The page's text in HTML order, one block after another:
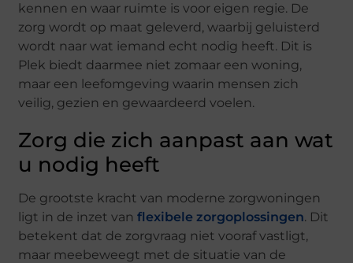
kennen en waar ruimte is voor eigen regie. De
zorg wordt op maat geleverd, waarbij geluisterd
wordt naar wat iemand echt nodig heeft. Dit is
Plek biedt daarmee niet zomaar een woning,
maar een leefomgeving waarin mensen zich
veilig, gezien en gewaardeerd voelen.
Zorg die zich aanpast aan wat
u nodig heeft
De grootste kracht van moderne zorgwoningen
ligt in de inzet vanflexibele zorgoplossingen. Dit
betekent dat de zorgvraag niet vooraf vastligt,
maar meebeweegt met de situatie van de